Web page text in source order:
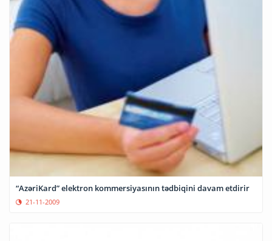
“AzəriKard” elektron kommersiyasının tədbiqini davam etdirir
21-11-2009